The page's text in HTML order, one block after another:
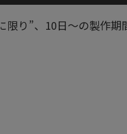
限り”、10日～の製作